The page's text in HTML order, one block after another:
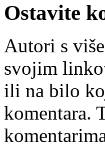
Ostavite
Autori s
svojim
ili na bilo
komentara.